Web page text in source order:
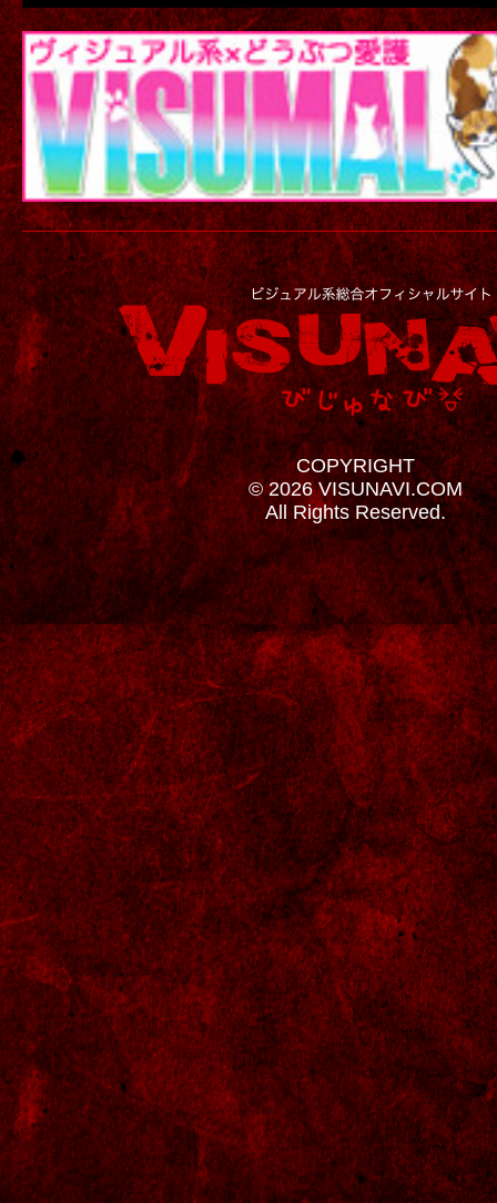
COPYRIGHT
© 2026 VISUNAVI.COM
All Rights Reserved.